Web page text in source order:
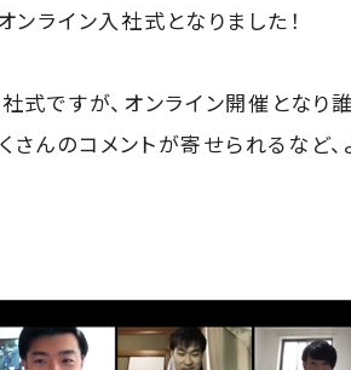
ライン入社式となりました！
ですが、オンライン開催となり
さんのコメントが寄せられるなど